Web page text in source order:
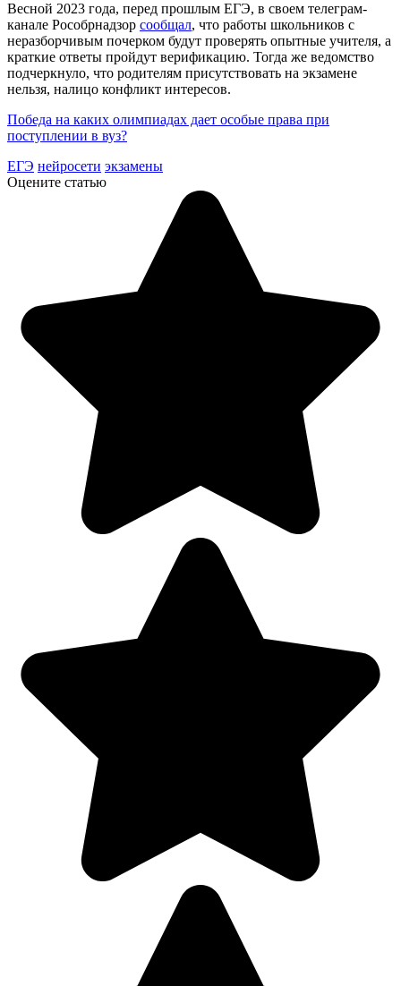
Весной 2023 года, перед прошлым ЕГЭ, в своем телеграм-
канале Рособрнадзор сообщал, что работы школьников с
неразборчивым почерком будут проверять опытные учителя, а
краткие ответы пройдут верификацию. Тогда же ведомство
подчеркнуло, что родителям присутствовать на экзамене
нельзя, налицо конфликт интересов.
Победа на каких олимпиадах дает особые права при
поступлении в вуз?
ЕГЭ нейросети экзамены
Оцените статью